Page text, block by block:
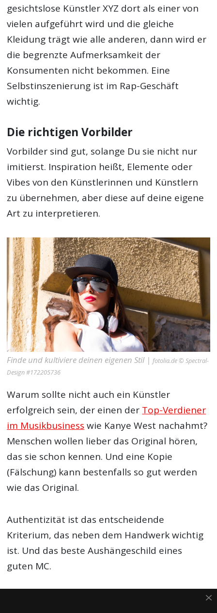
gesichtslose Künstler XYZ dort als einer von
vielen aufgeführt wird und die gleiche
Kleidung trägt wie alle anderen, dann wird er
die begrenzte Aufmerksamkeit der
Konsumenten nicht bekommen. Eine
Selbstinszenierung ist im Rap-Geschäft
wichtig.
Die richtigen Vorbilder
Vorbilder sind gut, solange Du sie nicht nur
imitierst. Inspiration heißt, Elemente oder
Vibes von den Künstlerinnen und Künstlern
zu übernehmen, aber diese auf deine eigene
Art zu interpretieren.
Finde und kultiviere deinen eigenen Stil |fotolia.de © Spectral-
Design #172205736
Warum sollte nicht auch ein Künstler
erfolgreich sein, der einen der Top-Verdiener
im Musikbusiness wie Kanye West nachahmt?
Menschen wollen lieber das Original hören,
das sie schon kennen. Und eine Kopie
(Fälschung) kann bestenfalls so gut werden
wie das Original.
Authentizität ist das entscheidende
Kriterium, das neben dem Handwerk wichtig
ist. Und das beste Aushängeschild eines
guten MC.